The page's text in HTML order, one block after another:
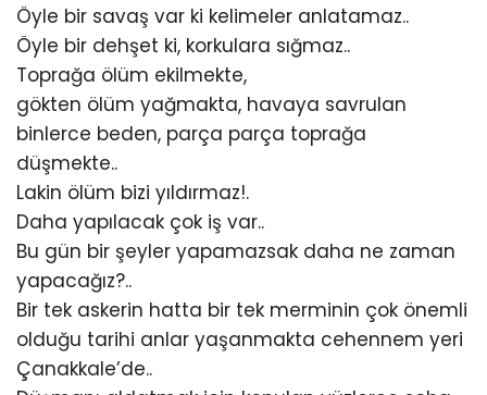
Öyle bir savaş var ki kelimeler anlatamaz..
Öyle bir dehşet ki, korkulara sığmaz..
Toprağa ölüm ekilmekte,
gökten ölüm yağmakta, havaya savrulan
binlerce beden, parça parça toprağa
düşmekte..
Lakin ölüm bizi yıldırmaz!.
Daha yapılacak çok iş var..
Bu gün bir şeyler yapamazsak daha ne zaman
yapacağız?..
Bir tek askerin hatta bir tek merminin çok önemli
olduğu tarihi anlar yaşanmakta cehennem yeri
Çanakkale’de..